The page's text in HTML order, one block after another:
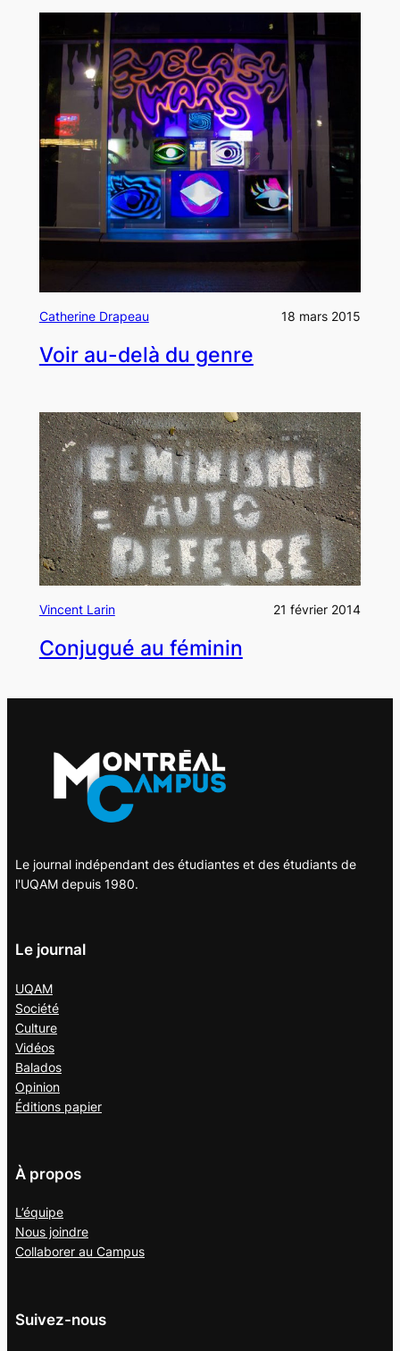
Catherine Drapeau 18 mars 2015
Voir au-delà du genre
Vincent Larin 21 février 2014
Conjugué au féminin
Le journal indépendant des étudiantes et des étudiants de
l'UQAM depuis 1980.
Le journal
UQAM
Société
Culture
Vidéos
Balados
Opinion
Éditions papier
À propos
L’équipe
Nous joindre
Collaborer au Campus
Suivez-nous